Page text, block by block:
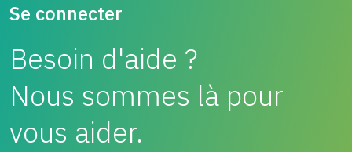
Se connecter
Besoin d'aide ?
Nous sommes là pour
vous aider.